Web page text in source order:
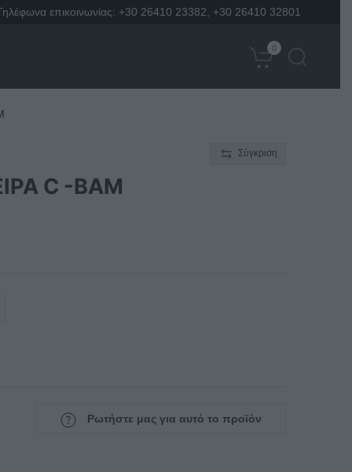
επικοινωνίας: +30 26410 23382 +30 26410 32801
0
Σύγκριση
C -BAM
Ρωτήστε μας για αυτό το προϊόν